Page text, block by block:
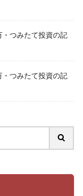
・つみたて投資の記
・つみたて投資の記